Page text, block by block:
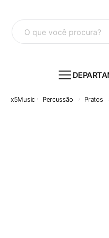
O que você procura?
Percussão Pratos